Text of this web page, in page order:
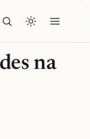
na